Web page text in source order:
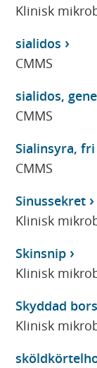
Klinisk
sialidos
CMMS
sialidos,
CMMS
Sialinsyra,
CMMS
Sinussekret
Klinisk
Skinsnip
Klinisk
Skyddad
Klinisk